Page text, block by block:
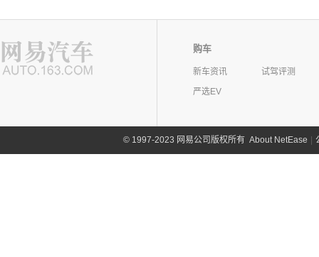
购车
新车资讯
试驾评测
严选EV
©1997-2023 网易公司版权所有 About NetEase